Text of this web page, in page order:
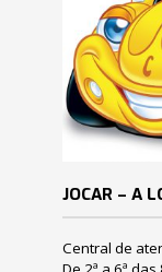
JOCAR – A
Central de